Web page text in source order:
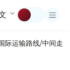
际运输路线/中间走廊